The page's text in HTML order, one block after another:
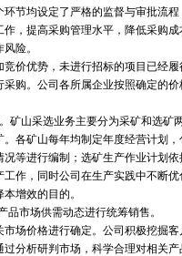
节均设定了严格的监督与审批流
，提高采购管理水平，降低采购
险。
价优势，未进行招标的项目已经履
购。公司各所属企业按照确定的
山采选业务主要分为采矿和选矿
各矿山每年均制定年度经营计划
等进行编制；选矿生产作业计划
作，同时公司在生产实践中不断
增效的目的。
市场供需动态进行统筹销售。
场价格进行确定。公司积极挖掘客
分析研判市场，科学合理对相关